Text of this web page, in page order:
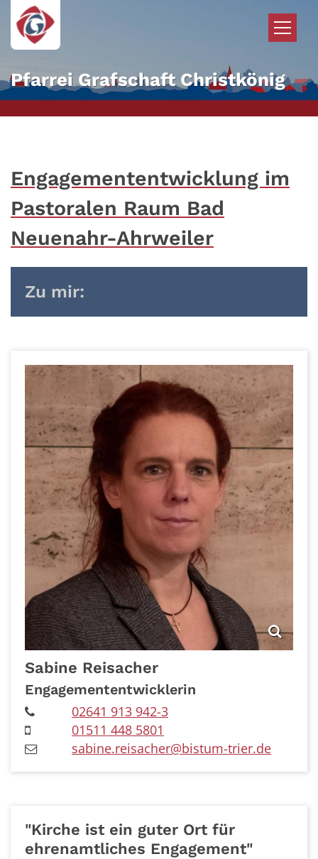
Zum Inhalt springen
Pfarrei Grafschaft Christkönig
Engagemententwicklung im
Pastoralen Raum Bad
Neuenahr-Ahrweiler
Zu mir:
Sabine Reisacher
Engagemententwicklerin
02641 913 942-3
01511 448 5801
sabine.reisacher@bistum-trier.de
"Kirche ist ein guter Ort für
ehrenamtliches Engagement"